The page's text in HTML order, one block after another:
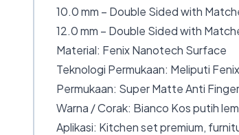
10.0 mm – Double Sided with
12.0 mm – Double Sided with
Material: Fenix Nanotech Surface
Teknologi Permukaan: Meliputi
Permukaan: Super Matte Anti
Warna / Corak: Bianco Kos putih
Aplikasi: Kitchen set premium,